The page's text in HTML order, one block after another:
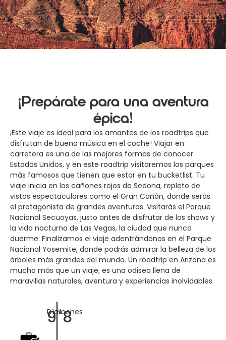
¡Prepárate para una aventura
épica!
¡Este viaje es ideal para los amantes de los roadtrips que
disfrutan de buena música en el coche! Viajar en
carretera es una de las mejores formas de conocer
Estados Unidos, y en este roadtrip visitaremos los parques
más famosos que tienen que estar en tu bucketlist. Tu
viaje inicia en los cañones rojos de Sedona, repleto de
vistas espectaculares como el Gran Cañón, donde serás
el protagonista de grandes aventuras. Visitarás el Parque
Nacional Secuoyas, justo antes de disfrutar de los shows y
la vida nocturna de Las Vegas, la ciudad que nunca
duerme. Finalizamos el viaje adentrándonos en el Parque
Nacional Yosemite, donde podrás admirar la belleza de los
árboles más grandes del mundo. Un roadtrip en Arizona es
mucho más que un viaje; es una odisea llena de
maravillas naturales, aventura y experiencias inolvidables.
Días
9Noches
8